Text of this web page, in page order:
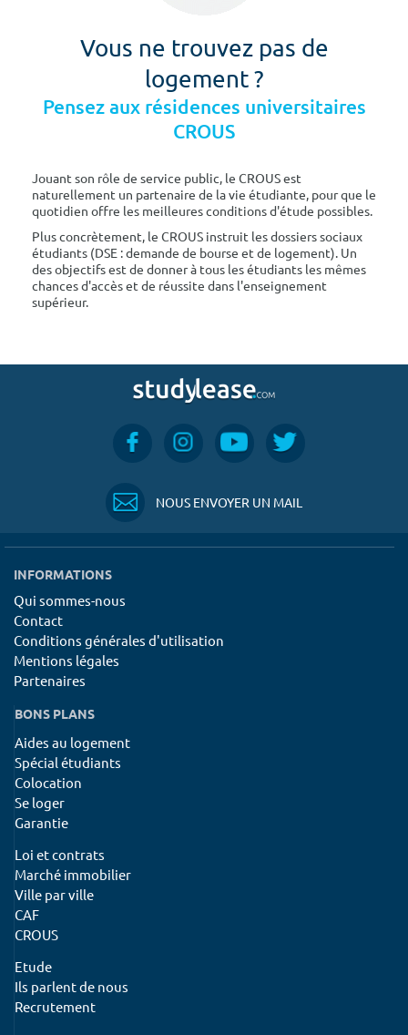
Vous ne trouvez pas de
logement ?
Pensez aux résidences universitaires
CROUS
Jouant son rôle de service public, le CROUS est
naturellement un partenaire de la vie étudiante, pour que le
quotidien offre les meilleures conditions d'étude possibles.
Plus concrètement, le CROUS instruit les dossiers sociaux
étudiants (DSE : demande de bourse et de logement). Un
des objectifs est de donner à tous les étudiants les mêmes
chances d'accès et de réussite dans l'enseignement
supérieur.
NOUS ENVOYER UN MAIL
INFORMATIONS
Qui sommes-nous
Contact
Conditions générales d'utilisation
Mentions légales
Partenaires
BONS PLANS
Aides au logement
Spécial étudiants
Colocation
Se loger
Garantie
Loi et contrats
Marché immobilier
Ville par ville
CAF
CROUS
Etude
Ils parlent de nous
Recrutement